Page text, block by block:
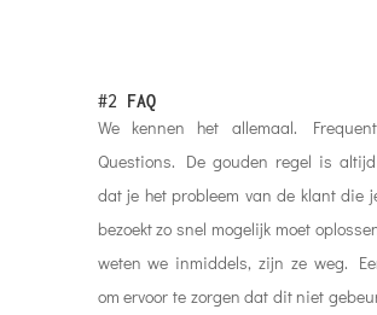
#2 FAQ
We kennen het allemaal.
Questions. De gouden regel is
dat je het probleem van de klant die
bezoekt zo snel mogelijk moet
weten we inmiddels, zijn ze weg.
om ervoor te zorgen dat dit niet